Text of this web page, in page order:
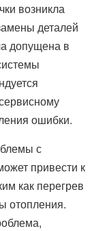
возникла
деталей
допущена в
ошибки.
с
привести к
как перегрев
отопления.